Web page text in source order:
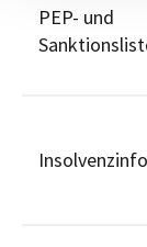
PEP- und